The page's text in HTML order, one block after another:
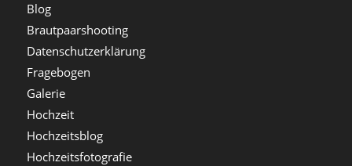
Blog
Brautpaarshooting
Datenschutzerklärung
Fragebogen
Galerie
Hochzeit
Hochzeitsblog
Hochzeitsfotografie